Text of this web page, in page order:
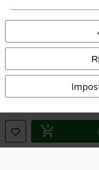
Impostazioni cookie
Esercita Recesso
Gli altri shop EMP